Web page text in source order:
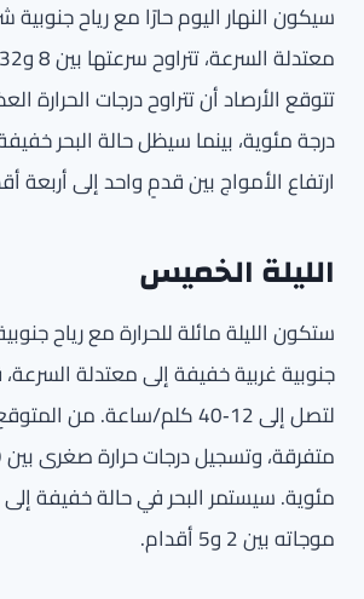
سيكون النهار اليوم حارًا مع رياح
درجة مئوية، بينما سيظل حالة البحر
ارتفاع الأمواج بين قدمٍ واحد إلى أربعة
الليلة الخميس
ستكون الليلة مائلة للحرارة مع رياح
جنوبية غربية خفيفة إلى معتدلة السرعة،
لتصل إلى 12‑40 كلم/ساعة. من
مئوية. سيستمر البحر في حالة خفيفة
موجاته بين 2 و5 أقدام.